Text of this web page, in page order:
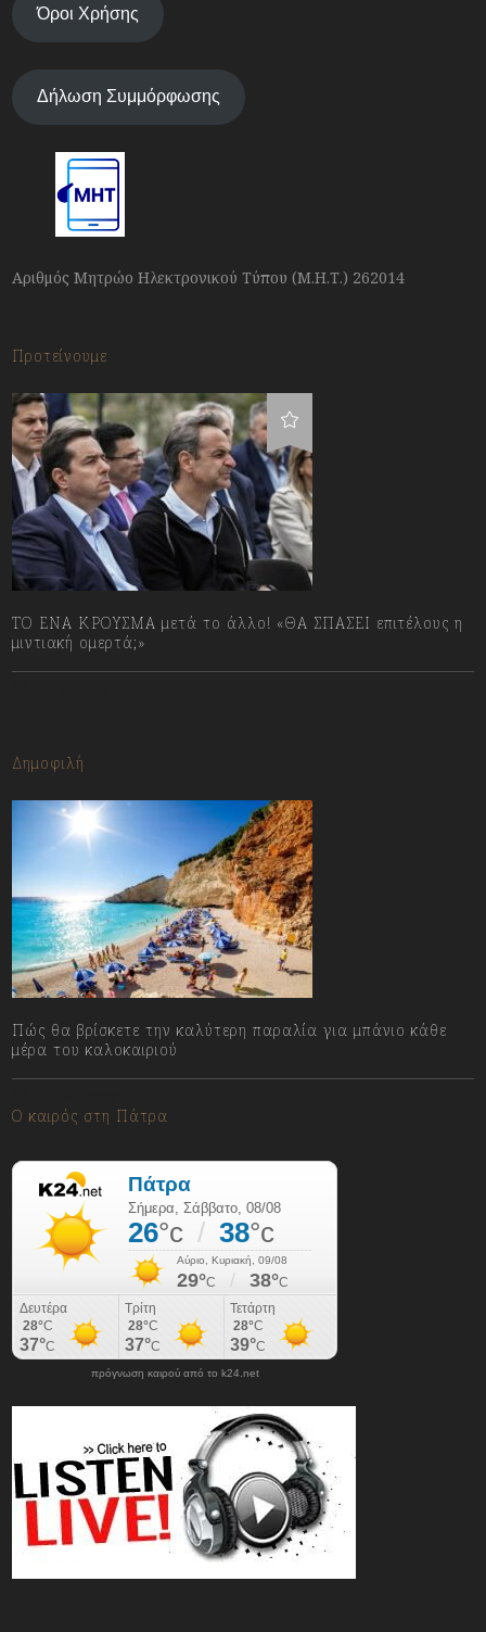
Όροι Χρήσης
Δήλωση Συμμόρφωσης
Αριθμός Μητρώο Ηλεκτρονικού Τύπου (Μ.Η.Τ.) 262014
Προτείνουμε
ΤΟ ΕΝΑ ΚΡΟΥΣΜΑ μετά το άλλο! «ΘΑ ΣΠΑΣΕΙ επιτέλους η
μιντιακή ομερτά;»
Δημοφιλή
Πώς θα βρίσκετε την καλύτερη παραλία για μπάνιο κάθε
μέρα του καλοκαιριού
Ο καιρός στη Πάτρα
πρόγνωση καιρού από το k24.net